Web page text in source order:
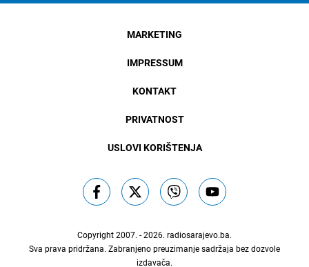
MARKETING
IMPRESSUM
KONTAKT
PRIVATNOST
USLOVI KORIŠTENJA
Copyright 2007. - 2026. radiosarajevo.ba.
Sva prava pridržana. Zabranjeno preuzimanje sadržaja bez dozvole
izdavača.